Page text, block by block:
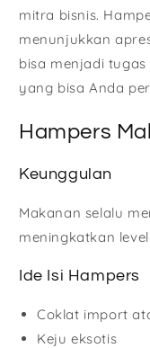
mitra bisnis.
menunjukkan
bisa menjadi
yang bisa Anda
Hampers
Keunggulan
Makanan selalu
meningkatkan
Ide Isi Hampers
Coklat import
Keju eksotis